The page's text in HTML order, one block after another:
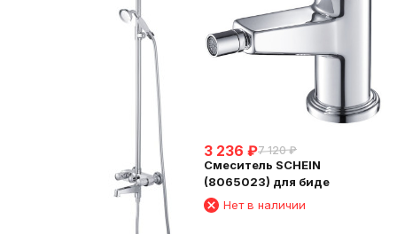
3 236 ₽7 120 ₽
Смеситель SCHEIN
(8065023) для биде
Нет в наличии